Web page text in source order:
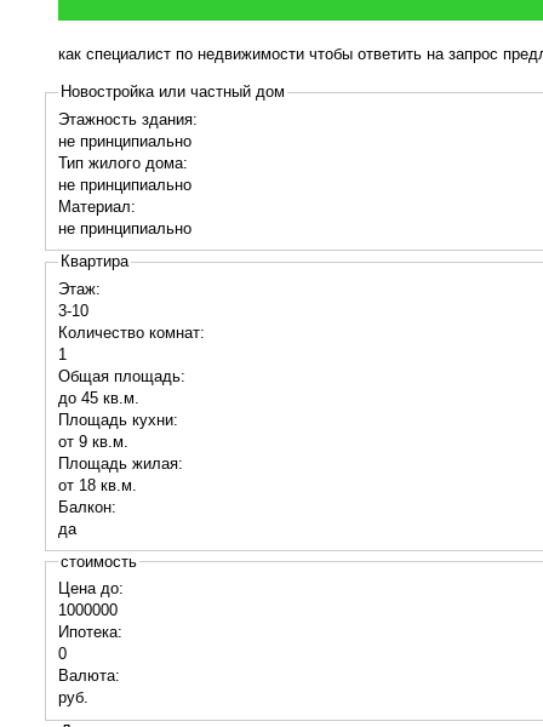
как специалист по недвижимости чтобы ответить на запрос
Новостройка или частный дом
Этажность здания:
не принципиально
Тип жилого дома:
не принципиально
Материал:
не принципиально
Квартира
Этаж:
3-10
Количество комнат:
1
Общая площадь:
до 45 кв.м.
Площадь кухни:
от 9 кв.м.
Площадь жилая:
от 18 кв.м.
Балкон:
да
стоимость
Цена до:
1000000
Ипотека:
0
Валюта:
руб.